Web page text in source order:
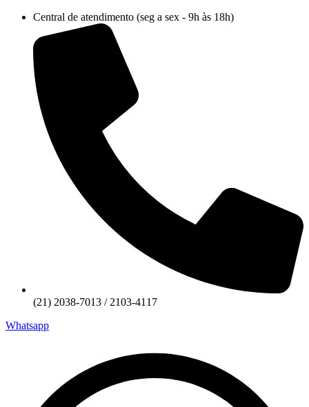
conteúdo
Central de atendimento (seg a sex - 9h às 18h)
(21) 2038-7013 / 2103-4117
Whatsapp